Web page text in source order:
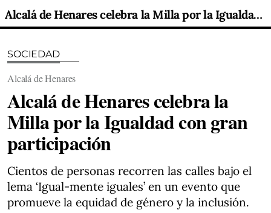
Alcalá de Henares celebra la Milla por la Igualdad con gran participación
SOCIEDAD
Alcalá de Henares
Alcalá de Henares celebra la
Milla por la Igualdad con gran
participación
Cientos de personas recorren las calles bajo el
lema ‘Igual-mente iguales’ en un evento que
promueve la equidad de género y la inclusión.